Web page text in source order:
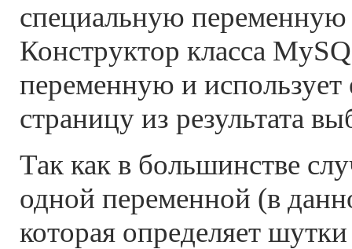
специальную переменную
Конструктор класса
переменную и использует
страницу из результата
Так как в большинстве
одной переменной (в
которая определяет